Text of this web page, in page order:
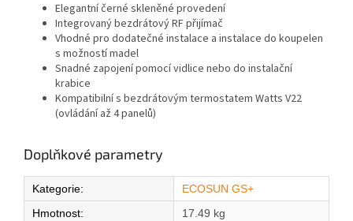
Elegantní černé skleněné provedení
Integrovaný bezdrátový RF přijímač
Vhodné pro dodatečné instalace a instalace do koupelen
s možností madel
Snadné zapojení pomocí vidlice nebo do instalační
krabice
Kompatibilní s bezdrátovým termostatem Watts V22
(ovládání až 4 panelů)
Doplňkové parametry
Kategorie:
ECOSUN GS+
Hmotnost:
17.49 kg